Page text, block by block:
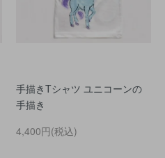
手描きTシャツ ユニコーンの
手描き
4,400円(税込)